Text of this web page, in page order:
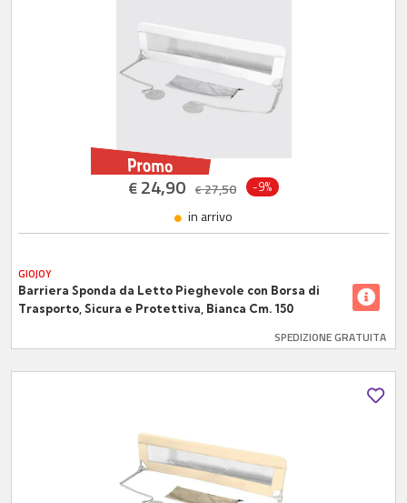
€24,90 €27,50 -9%
in arrivo
GIOJOY
Barriera Sponda da Letto Pieghevole con Borsa di
Trasporto, Sicura e Protettiva, Bianca Cm. 150
SPEDIZIONE GRATUITA